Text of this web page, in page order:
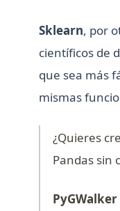
Sklearn, por
científicos de
que sea más
mismas
¿Quieres
Pandas sin
PyGWalker